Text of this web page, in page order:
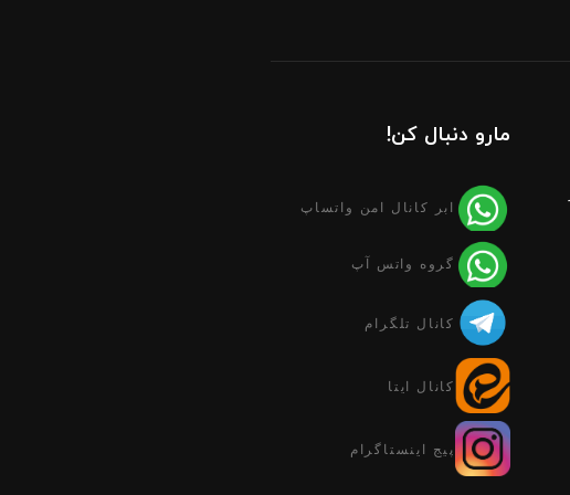
مارو دنبال کن!
ابر کانال امن واتساپ
گروه واتس آپ
کانال تلگرام
کانال ایتا
پیج اینستاگرام